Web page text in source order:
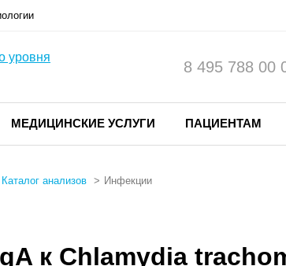
8 495 788 00
МЕДИЦИНСКИЕ УСЛУГИ ПАЦИЕНТАМ
Каталог анализов Инфекции
к Chlamydia